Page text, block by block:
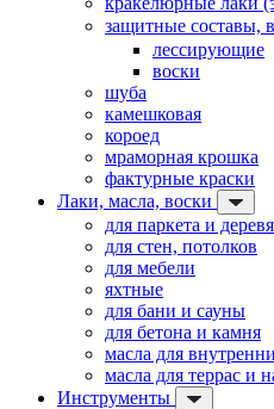
защитные составы,
лессирующие
воски
шуба
камешковая
короед
мраморная крошка
фактурные краски
Лаки, масла, воски
для паркета и
для стен, потолков
для мебели
яхтные
для бани и сауны
для бетона и камня
масла для
масла для террас и
Инструменты